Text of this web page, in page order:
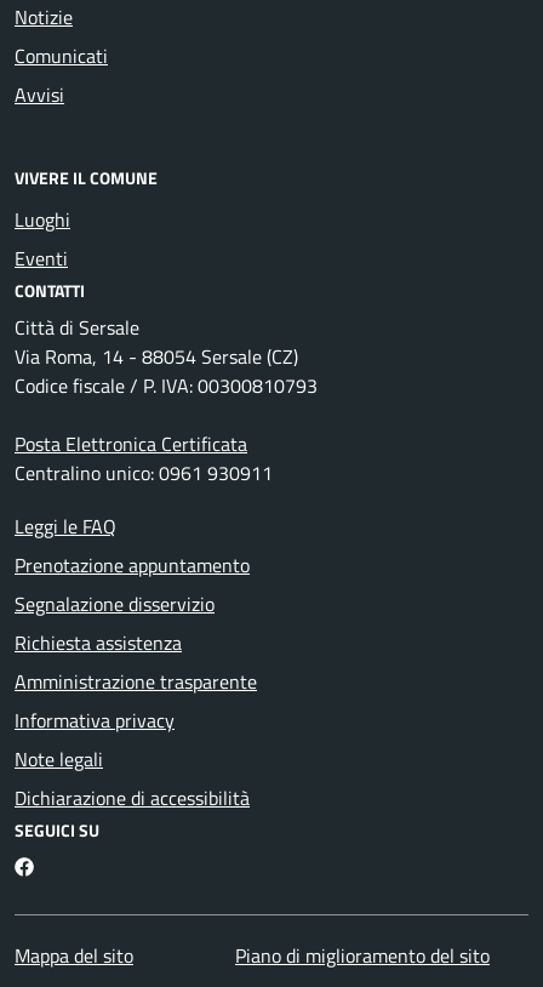
Notizie
Comunicati
Avvisi
VIVERE IL COMUNE
Luoghi
Eventi
CONTATTI
Città di Sersale
Via Roma, 14 - 88054 Sersale (CZ)
Codice fiscale / P. IVA: 00300810793
Posta Elettronica Certificata
Centralino unico: 0961 930911
Leggi le FAQ
Prenotazione appuntamento
Segnalazione disservizio
Richiesta assistenza
Amministrazione trasparente
Informativa privacy
Note legali
Dichiarazione di accessibilità
SEGUICI SU
Facebook
Mappa del sito Piano di miglioramento del sito